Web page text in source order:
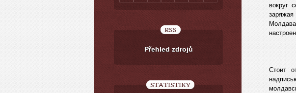
вокруг
заряжая
Стоит
RSS
Přehled zdrojů
STATISTIKY